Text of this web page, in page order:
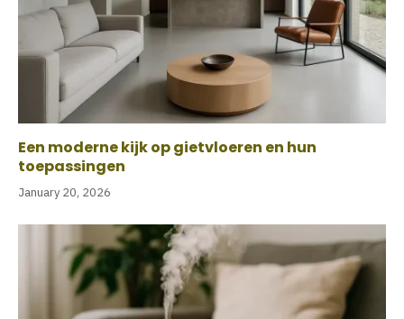
Een moderne kijk op gietvloeren en hun
toepassingen
January 20, 2026